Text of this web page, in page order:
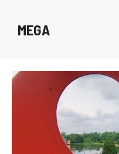
MEGA